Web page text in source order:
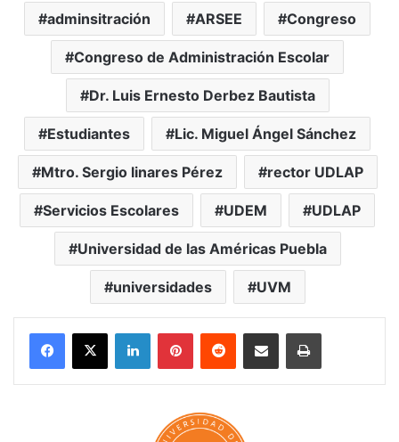
adminsitración ARSEE Congreso
Congreso de Administración Escolar
Dr. Luis Ernesto Derbez Bautista
Estudiantes Lic. Miguel Ángel Sánchez
Mtro. Sergio linares Pérez rector UDLAP
Servicios Escolares UDEM UDLAP
Universidad de las Américas Puebla
universidades UVM
LinkedInPinterestReddit Share via Email Print